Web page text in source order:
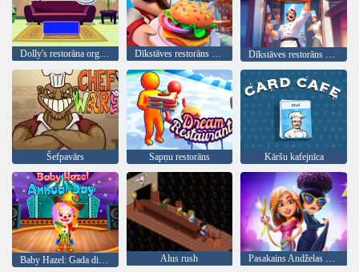
Dolly's restorāna organizēšana Dīkstāves restorāns Tycoon Dīkstāves restorāns Tycoon
Šefpavārs Sapņu restorāns Kāršu kafejnīca
Alus rush Pasakains Andželas modes drudzis